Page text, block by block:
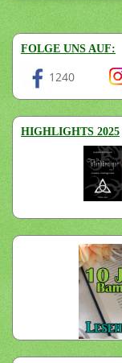
FOLGE UNS AUF:
1240
HIGHLIGHTS 2025